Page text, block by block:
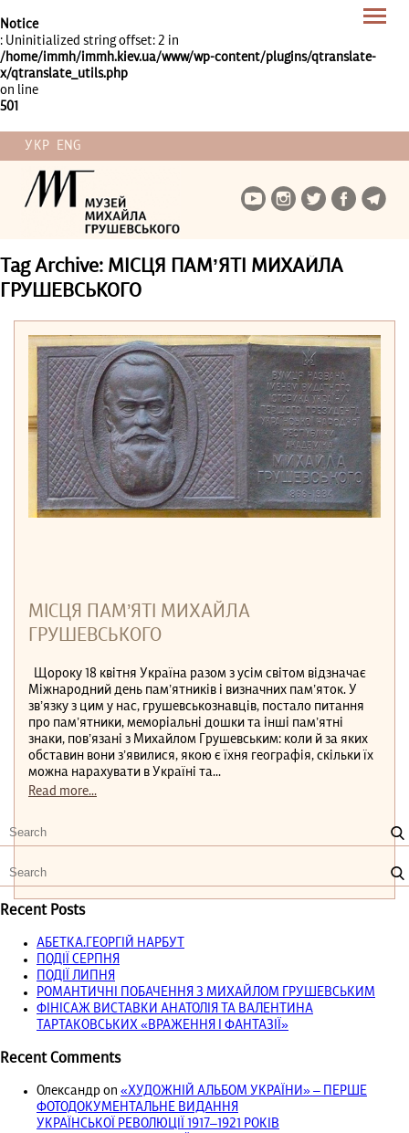
Notice
: Uninitialized string offset: 2 in
/home/immh/immh.kiev.ua/www/wp-content/plugins/qtranslate-
x/qtranslate_utils.php
on line
501
УКР ENG
Tag Archive: МІСЦЯ ПАМ’ЯТІ МИХАЙЛА
ГРУШЕВСЬКОГО
МІСЦЯ ПАМ’ЯТІ МИХАЙЛА
ГРУШЕВСЬКОГО
Щороку 18 квітня Україна разом з усім світом відзначає
Міжнародний день пам’ятників і визначних пам’яток. У
зв’язку з цим у нас, грушевськознавців, постало питання
про пам’ятники, меморіальні дошки та інші пам’ятні
знаки, пов’язані з Михайлом Грушевським: коли й за яких
обставин вони з’явилися, якою є їхня географія, скільки їх
можна нарахувати в Україні та...
Read more...
Recent Posts
АБЕТКА.ГЕОРГІЙ НАРБУТ
ПОДІЇ СЕРПНЯ
ПОДІЇ ЛИПНЯ
РОМАНТИЧНІ ПОБАЧЕННЯ З МИХАЙЛОМ ГРУШЕВСЬКИМ
ФІНІСАЖ ВИСТАВКИ АНАТОЛІЯ ТА ВАЛЕНТИНА
ТАРТАКОВСЬКИХ «ВРАЖЕННЯ І ФАНТАЗІЇ»
Recent Comments
Олександр on «ХУДОЖНІЙ АЛЬБОМ УКРАЇНИ» – ПЕРШЕ
ФОТОДОКУМЕНТАЛЬНЕ ВИДАННЯ
УКРАЇНСЬКОЇ РЕВОЛЮЦІЇ 1917‒1921 РОКІВ